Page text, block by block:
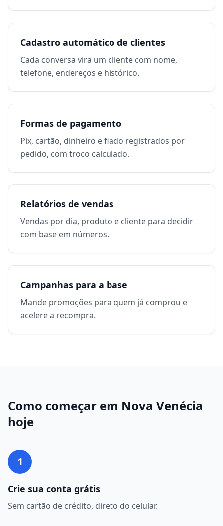
Cadastro automático de clientes
Cada conversa vira um cliente com nome,
telefone, endereços e histórico.
Formas de pagamento
Pix, cartão, dinheiro e fiado registrados por
pedido, com troco calculado.
Relatórios de vendas
Vendas por dia, produto e cliente para decidir
com base em números.
Campanhas para a base
Mande promoções para quem já comprou e
acelere a recompra.
Como começar em Nova Venécia
hoje
1
Crie sua conta grátis
Sem cartão de crédito, direto do celular.